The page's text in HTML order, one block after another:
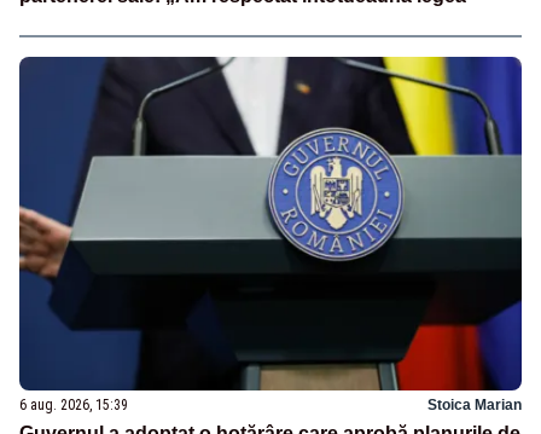
6 aug. 2026, 15:39 Stoica Marian